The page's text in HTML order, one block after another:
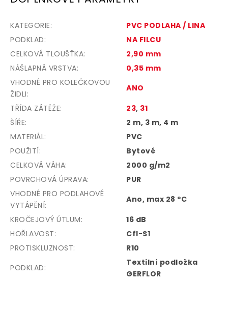
KATEGORIE:
PVC PODLAHA / LINA
PODKLAD:
NA FILCU
CELKOVÁ TLOUŠŤKA:
2,90 mm
NÁŠLAPNÁ VRSTVA:
0,35 mm
VHODNÉ PRO KOLEČKOVOU
ŽIDLI:
ANO
TŘÍDA ZÁTĚŽE: 23, 31
ŠÍŘE:
2 m, 3 m, 4 m
MATERIÁL:
PVC
POUŽITÍ:
Bytové
CELKOVÁ VÁHA:
2000 g/m2
POVRCHOVÁ ÚPRAVA:
PUR
VHODNÉ PRO PODLAHOVÉ
VYTÁPĚNÍ:
Ano, max 28 ºC
KROČEJOVÝ ÚTLUM:
16 dB
HOŘLAVOST:
Cfl-S1
PROTISKLUZNOST:
R10
PODKLAD:
Textilní podložka
GERFLOR